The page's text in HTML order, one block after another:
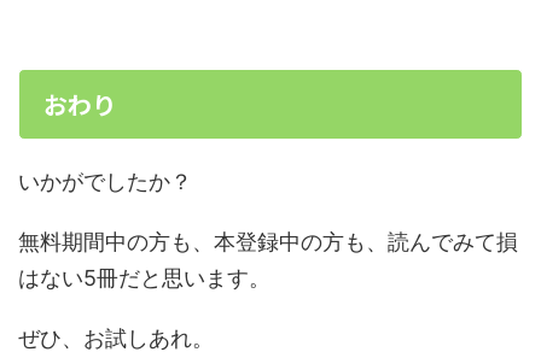
おわり
いかがでしたか？
無料期間中の方も、本登録中の方も、読んでみて損
はない5冊だと思います。
ぜひ、お試しあれ。